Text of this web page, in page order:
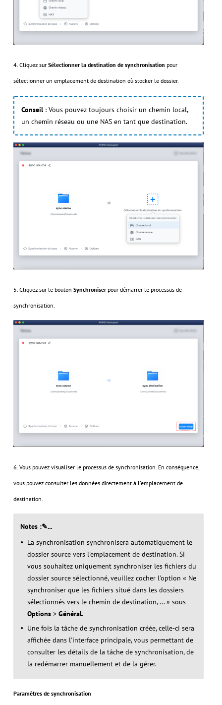
4. Cliquez sur Sélectionner la destination de synchronisation pour
sélectionner un emplacement de destination où stocker le dossier.
Conseil: Vous pouvez toujours choisir un chemin local,
un chemin réseau ou une NAS en tant que destination.
5. Cliquez sur le bouton Synchroniserpour démarrer le processus de
synchronisation.
6. Vous pouvez visualiser le processus de synchronisation. En conséquence,
vous pouvez consulter les données directement à l'emplacement de
destination.
Notes :✎...
La synchronisation synchronisera automatiquement le
dossier source vers l'emplacement de destination. Si
vous souhaitez uniquement synchroniser les fichiers du
dossier source sélectionné, veuillez cocher l'option « Ne
synchroniser que les fichiers situé dans les dossiers
sélectionnés vers le chemin de destination, ... » sous
Options> Général.
Une fois la tâche de synchronisation créée, celle-ci sera
affichée dans l'interface principale, vous permettant de
consulter les détails de la tâche de synchronisation, de
la redémarrer manuellement et de la gérer.
Paramètres de synchronisation